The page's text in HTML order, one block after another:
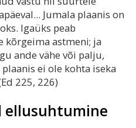
Jumala plaanis on
Igaüks peab
kõrgeima astmeni; ja
ande vähe või palju,
ei ole kohta iseka
225, 226)
ellusuhtumine